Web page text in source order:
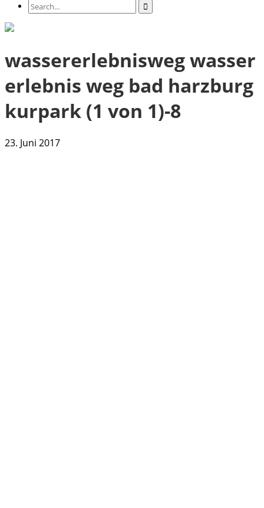
wassererlebnisweg wasser
erlebnis weg bad harzburg
kurpark (1 von 1)-8
23. Juni 2017